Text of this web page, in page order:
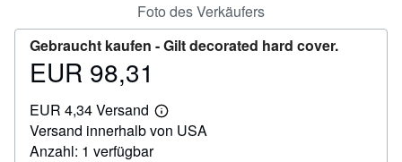
Foto des Verkäufers
Gebraucht kaufen -Gilt decorated hard cover.
Preis
98,31
EUR 98,31
EUR 4,34 Versand
Weitere
Informationen
Versand innerhalb von USA
Anzahl: 1 verfügbar